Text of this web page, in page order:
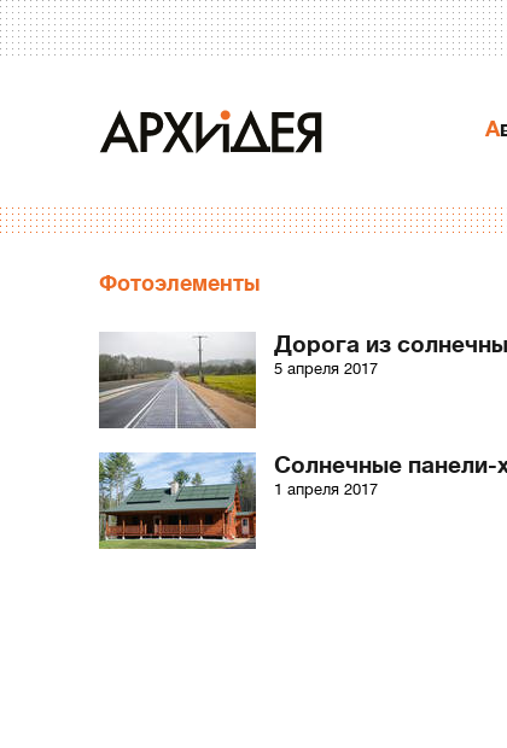
Фотоэлементы
Дорога из
5 апреля 2017
Солнечные панели-
1 апреля 2017